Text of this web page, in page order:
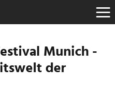
Munich -
der